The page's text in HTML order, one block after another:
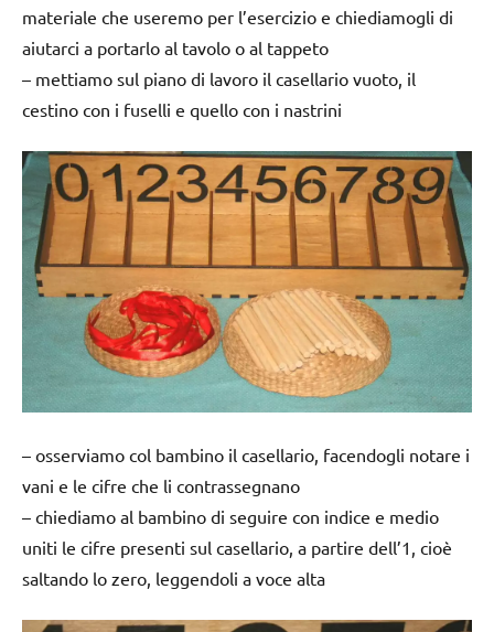
materiale che useremo per l’esercizio e chiediamogli di
aiutarci a portarlo al tavolo o al tappeto
– mettiamo sul piano di lavoro il casellario vuoto, il
cestino con i fuselli e quello con i nastrini
– osserviamo col bambino il casellario, facendogli notare i
vani e le cifre che li contrassegnano
– chiediamo al bambino di seguire con indice e medio
uniti le cifre presenti sul casellario, a partire dell’1, cioè
saltando lo zero, leggendoli a voce alta